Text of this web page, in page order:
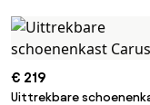
€ 219
Uittrekbare